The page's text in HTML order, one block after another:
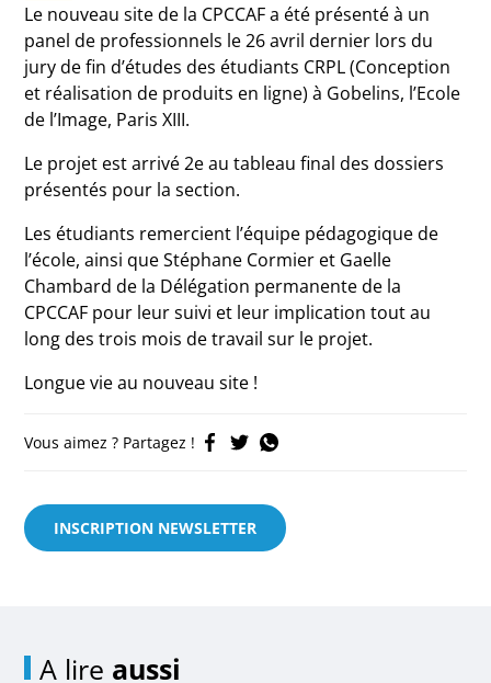
Le nouveau site de la CPCCAF a été présenté à un
panel de professionnels le 26 avril dernier lors du
jury de fin d’études des étudiants CRPL (Conception
et réalisation de produits en ligne) à Gobelins, l’Ecole
de l’Image, Paris XIII.
Le projet est arrivé 2e au tableau final des dossiers
présentés pour la section.
Les étudiants remercient l’équipe pédagogique de
l’école, ainsi que Stéphane Cormier et Gaelle
Chambard de la Délégation permanente de la
CPCCAF pour leur suivi et leur implication tout au
long des trois mois de travail sur le projet.
Longue vie au nouveau site !
Vous aimez ? Partagez !
INSCRIPTION NEWSLETTER
A lire aussi